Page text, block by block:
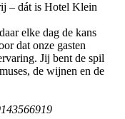
– dát is Hotel Klein
elke dag de kans
dat onze gasten
Jij bent de spil
de wijnen en de